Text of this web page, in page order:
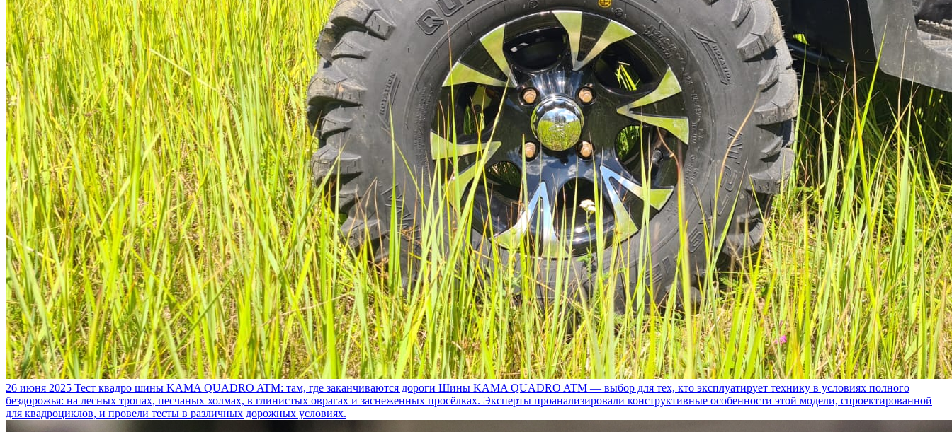
26 июня 2025 Тест квадро шины KAMA QUADRO ATM: там, где заканчиваются дороги Шины KAMA QUADRO ATM — выбор для тех, кто эксплуатирует технику в условиях полного
бездорожья: на лесных тропах, песчаных холмах, в глинистых оврагах и заснеженных просёлках. Эксперты проанализировали конструктивные особенности этой модели, спроектированной
для квадроциклов, и провели тесты в различных дорожных условиях.